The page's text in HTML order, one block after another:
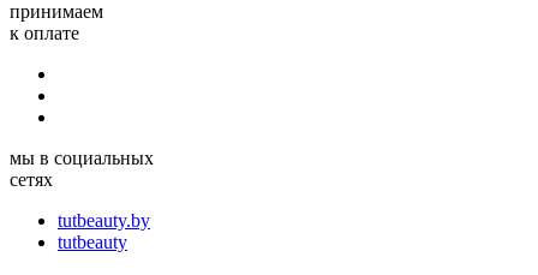
принимаем
к оплате
мы в социальных
сетях
tutbeauty.by
tutbeauty